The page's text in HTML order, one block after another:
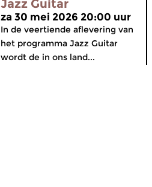
Jazz Guitar
za 30 mei 2026 20:00 uur
In de veertiende aflevering van
het programma Jazz Guitar
wordt de in ons land...